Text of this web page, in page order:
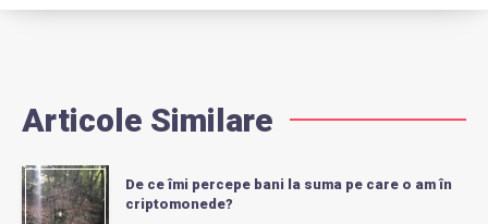
Articole Similare
De ce îmi percepe bani la suma pe care o am în
criptomonede?